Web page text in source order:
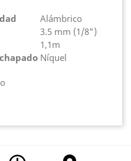
Alámbrico
3.5 mm (1/8")
1,1m
Níquel